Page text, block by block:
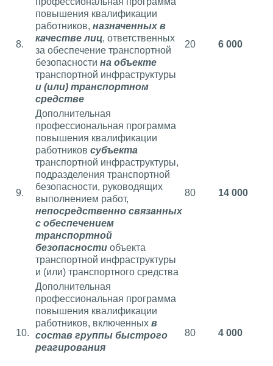
8.
повышения квалификации
работников, назначенных в
качестве лиц, ответственных
за обеспечение транспортной
безопасности на объекте
транспортной инфраструктуры
и (или) транспортном
средстве
20 6 000
9.
Дополнительная
профессиональная программа
повышения квалификации
работников субъекта
транспортной инфраструктуры,
подразделения транспортной
безопасности, руководящих
выполнением работ,
непосредственно связанных
с обеспечением
транспортной
безопасности объекта
транспортной инфраструктуры
и (или) транспортного средства
80 14 000
10.
Дополнительная
профессиональная программа
повышения квалификации
работников, включенных в
состав группы быстрого
реагирования
80 4 000